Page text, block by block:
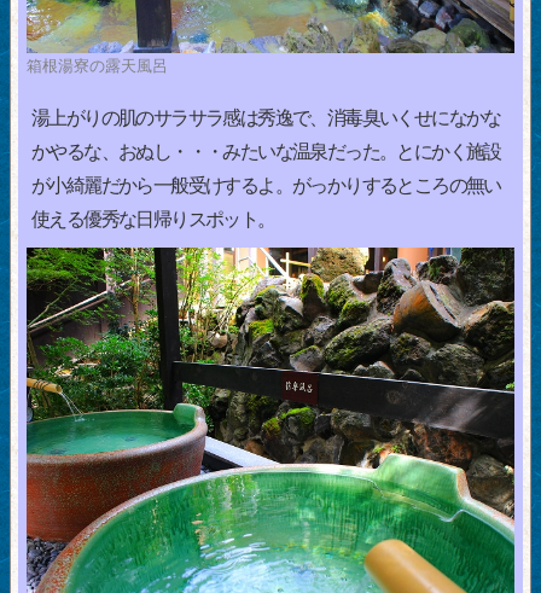
箱根湯寮の露天風呂
湯上がりの肌のサラサラ感は秀逸で、消毒臭いくせになかな
かやるな、おぬし・・・みたいな温泉だった。とにかく施設
が小綺麗だから一般受けするよ。がっかりするところの無い
使える優秀な日帰りスポット。